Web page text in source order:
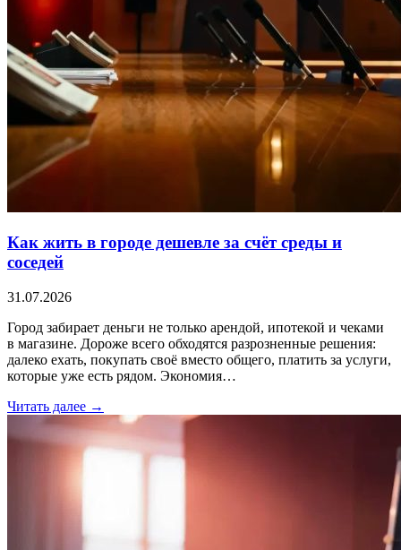
Как жить в городе дешевле за счёт среды и
соседей
31.07.2026
Город забирает деньги не только арендой, ипотекой и чеками
в магазине. Дороже всего обходятся разрозненные решения:
далеко ехать, покупать своё вместо общего, платить за услуги,
которые уже есть рядом. Экономия…
Читать далее →